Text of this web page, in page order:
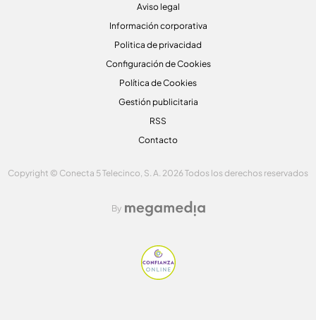
Aviso legal
Información corporativa
Politica de privacidad
Configuración de Cookies
Política de Cookies
Gestión publicitaria
RSS
Contacto
Copyright © Conecta 5 Telecinco, S. A. 2026 Todos los derechos reservados
By